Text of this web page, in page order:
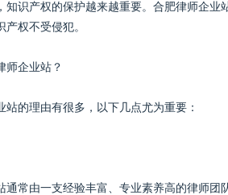
知识产权的保护越来越重要。合肥律师企
权不受侵犯。
师企业站？
站的理由有很多，以下几点尤为重要：
通常由一支经验丰富、专业素养高的律师